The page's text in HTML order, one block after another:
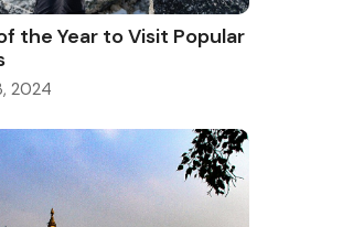
the Year to Visit Popular
2024